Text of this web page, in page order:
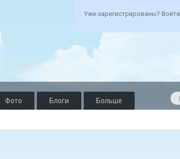
Уже зарегистрированы? Войти
Фото Блоги Больше